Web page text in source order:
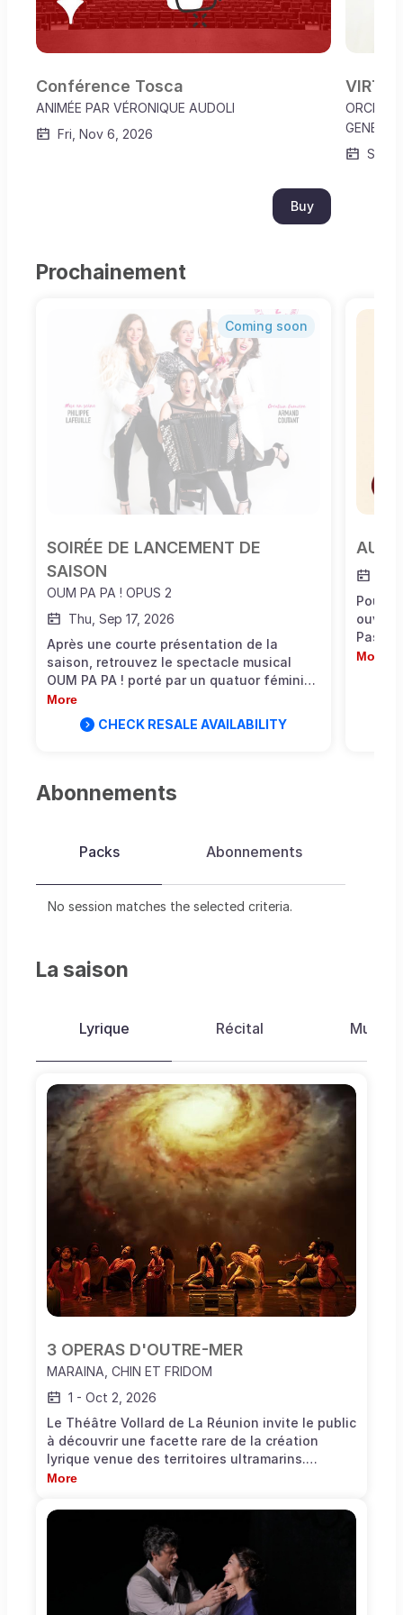
Conférence Tosca
ANIMÉE PAR VÉRONIQUE AUDOLI
Fri, Nov 6, 2026
Buy
Sun,
Prochainement
Coming soon
SOIRÉE DE LANCEMENT DE
SAISON
OUM PA PA ! OPUS 2
Thu, Sep 17, 2026
Après une courte présentation de la
saison, retrouvez le spectacle musical
OUM PA PA ! porté par un quatuor féminin
audacieux, où l’accordéon se met à rêver
d’opéra et se frotte à la « grande musique
». Une rencontre instrumentale inédite
Piazzolla.
More
CHECK RESALE AVAILABILITY
AU
Pour
Pas
More
Abonnements
Packs Abonnements
No session matches the selected criteria.
La saison
Lyrique Récital
3 OPERAS D'OUTRE-MER
MARAINA, CHIN ET FRIDOM
1 - Oct 2, 2026
Le Théâtre Vollard de La Réunion invite le public
à découvrir une facette rare de la création
lyrique venue des territoires ultramarins.
L’Opéra de Massy affirme son engagement en
diversité des voix lyriques. À ce titre, il participe
au jury du concours Voix des Outre-mer et celui
des Voix d’Afrique. Ce projet s’inscrit dans une
volonté d’ouverture artistique et de dialogue
entre les cultures. Le spectacle réunit des
extraits de Maraina, Chin et Fridom, œuvres de
More